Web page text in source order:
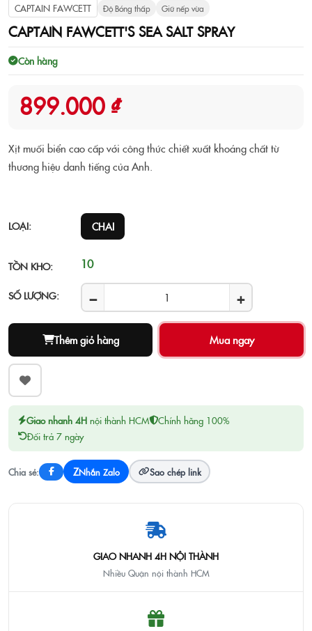
CAPTAIN FAWCETT Độ Bóng thấp Giữ nếp vừa
CAPTAIN FAWCETT'S SEA SALT SPRAY
Còn hàng
899.000 ₫
Xịt muối biển cao cấp với công thức chiết xuất khoáng chất từ
thương hiệu danh tiếng của Anh.
LOẠI: CHAI
TỒN KHO: 10
SỐ LƯỢNG: − +
Thêm giỏ hàng
Giao nhanh 4H nội thành HCM
Chính hãng 100%
Đổi trả 7 ngày
Chia sẻ: ZNhắn Zalo Sao chép link
GIAO NHANH 4H NỘI THÀNH
Nhiều Quận nội thành HCM